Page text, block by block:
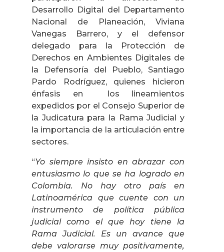
Desarrollo Digital del Departamento
Nacional de Planeación, Viviana
Vanegas Barrero, y el defensor
delegado para la Protección de
Derechos en Ambientes Digitales de
la Defensoría del Pueblo, Santiago
Pardo Rodríguez, quienes hicieron
énfasis en los lineamientos
expedidos por el Consejo Superior de
la Judicatura para la Rama Judicial y
la importancia de la articulación entre
sectores.
“Yo siempre insisto en abrazar con
entusiasmo lo que se ha logrado en
Colombia. No hay otro país en
Latinoamérica que cuente con un
instrumento de política pública
judicial como el que hoy tiene la
Rama Judicial. Es un avance que
debe valorarse muy positivamente,